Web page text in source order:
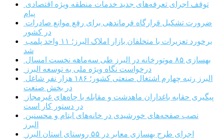
پیام
در کشور
شد
بهسازی ۸۵ موتورخانه در البرز طی سه‌ماهه نخست امسال
درخواست نگاه ویژه ملی به توسعه البرز
در بخش صنعت
در دستور کار است
البرز
اجرای طرح بهسازی معابر در ۵۵ روستای استان البرز